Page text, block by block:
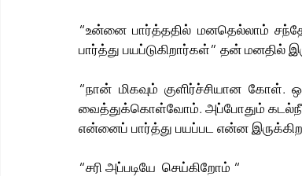
“உன்னை பார்த்ததில் மனதெல்லாம்
பார்த்து பயப்டுகிறார்கள்” தன் மனதில்
“நான் மிகவும் குளிர்ச்சியான
வைத்துக்கொள்வோம். அப்போதும்
என்னைப் பார்த்து பயப்பட என்ன
“சரி அப்படியே  செய்கிறோம் “